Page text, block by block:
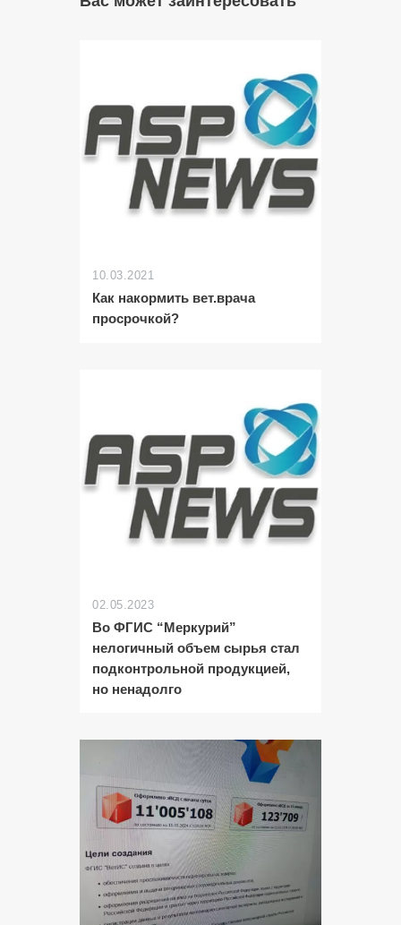
10.03.2021
Как накормить вет.врача
просрочкой?
02.05.2023
Во ФГИС “Меркурий”
нелогичный объем сырья стал
подконтрольной продукцией,
но ненадолго